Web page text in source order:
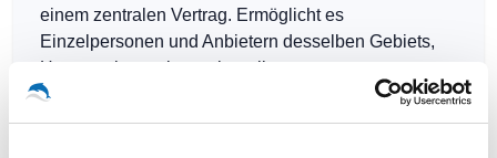
einem zentralen Vertrag. Ermöglicht es
Einzelpersonen und Anbietern desselben Gebiets,
Hotspots kostenlos zu betreiben.